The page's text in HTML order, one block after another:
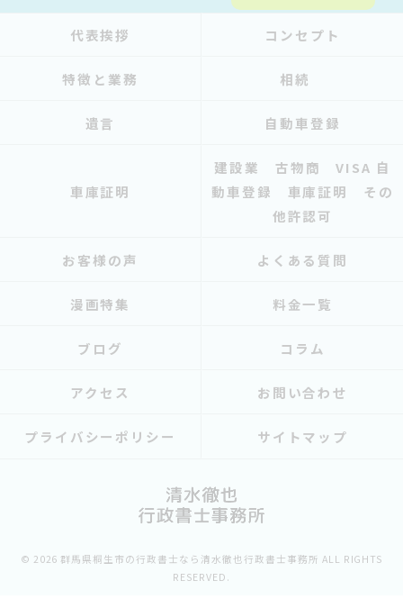
代表挨拶 コンセプト
特徴と業務 相続
遺言 自動車登録
車庫証明
建設業 古物商 VISA 自
動車登録 車庫証明 その
他許認可
お客様の声 よくある質問
漫画特集 料金一覧
ブログ コラム
アクセス お問い合わせ
プライバシーポリシー サイトマップ
© 2026 群馬県桐生市の行政書士なら清水徹也行政書士事務所 ALL RIGHTS
RESERVED.